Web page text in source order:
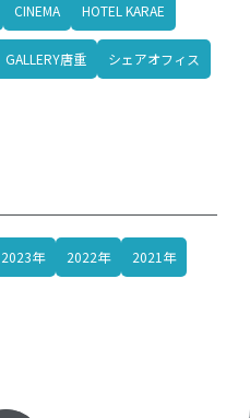
CINEMA HOTEL KARAE
GALLERY唐重 シェアオフィス
2023年 2022年 2021年